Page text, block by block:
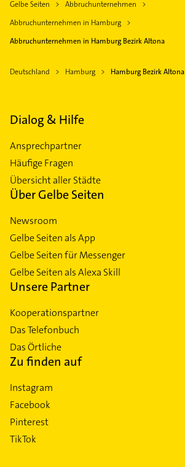
Gelbe Seiten
Abbruchunternehmen
Abbruchunternehmen in Hamburg
Abbruchunternehmen in Hamburg Bezirk Altona
Deutschland Hamburg Hamburg Bezirk Altona
Dialog & Hilfe
Ansprechpartner
Häufige Fragen
Übersicht aller Städte
Über Gelbe Seiten
Newsroom
Gelbe Seiten als App
Gelbe Seiten für Messenger
Gelbe Seiten als Alexa Skill
Unsere Partner
Kooperationspartner
Das Telefonbuch
Das Örtliche
Zu finden auf
Instagram
Facebook
Pinterest
TikTok